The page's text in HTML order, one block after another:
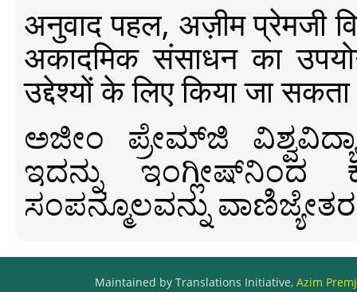
अनुवाद पहल, अज़ीम प्रेमजी
अकादमिक संसाधन का
उद्देश्यों के लिए किया जा
ಅಜೀಂ ಪ್ರೇಮ್‍ಜಿ
ಇದನ್ನು ಇಂಗ್ಲೀಷ್‍ನಿಂದ
ಸಂಪನ್ಮೂಲವನ್ನು
Maintained by Translations Initiative, Azim